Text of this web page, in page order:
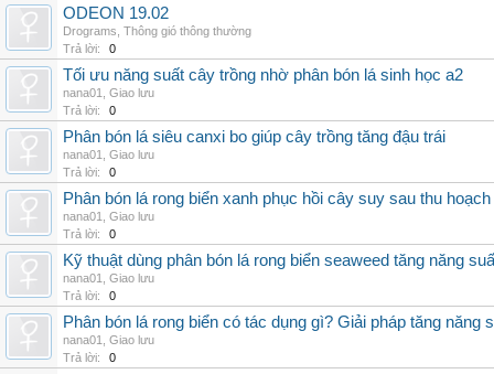
ODEON 19.02
Drograms Thông gió thông thường
Trả lời:
0
Tối ưu năng suất cây trồng nhờ phân bón lá sinh học a2
nana01
Giao lưu
Trả lời:
0
Phân bón lá siêu canxi bo giúp cây trồng tăng đậu trái
nana01
Giao lưu
Trả lời:
0
Phân bón lá rong biển xanh phục hồi cây suy sau thu hoạch
nana01
Giao lưu
Trả lời:
0
Kỹ thuật dùng phân bón lá rong biển seaweed tăng năng
nana01
Giao lưu
Trả lời:
0
Phân bón lá rong biển có tác dụng gì? Giải pháp tăng năng
nana01
Giao lưu
Trả lời:
0